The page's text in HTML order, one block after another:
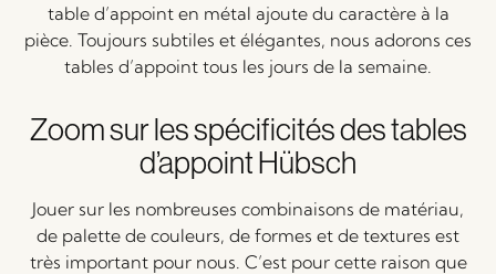
table d’appoint en métal ajoute du caractère à la
pièce. Toujours subtiles et élégantes, nous adorons ces
tables d’appoint tous les jours de la semaine.
Zoom sur les spécificités des tables
d’appoint Hübsch
Jouer sur les nombreuses combinaisons de matériau,
de palette de couleurs, de formes et de textures est
très important pour nous. C’est pour cette raison que